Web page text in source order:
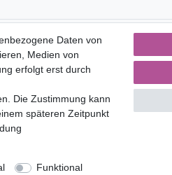
Widerrufs­recht
vorbehalten.
Daten von
Medien von
erfolgt erst durch
Die Zustimmung kann
späteren Zeitpunkt
Funktional